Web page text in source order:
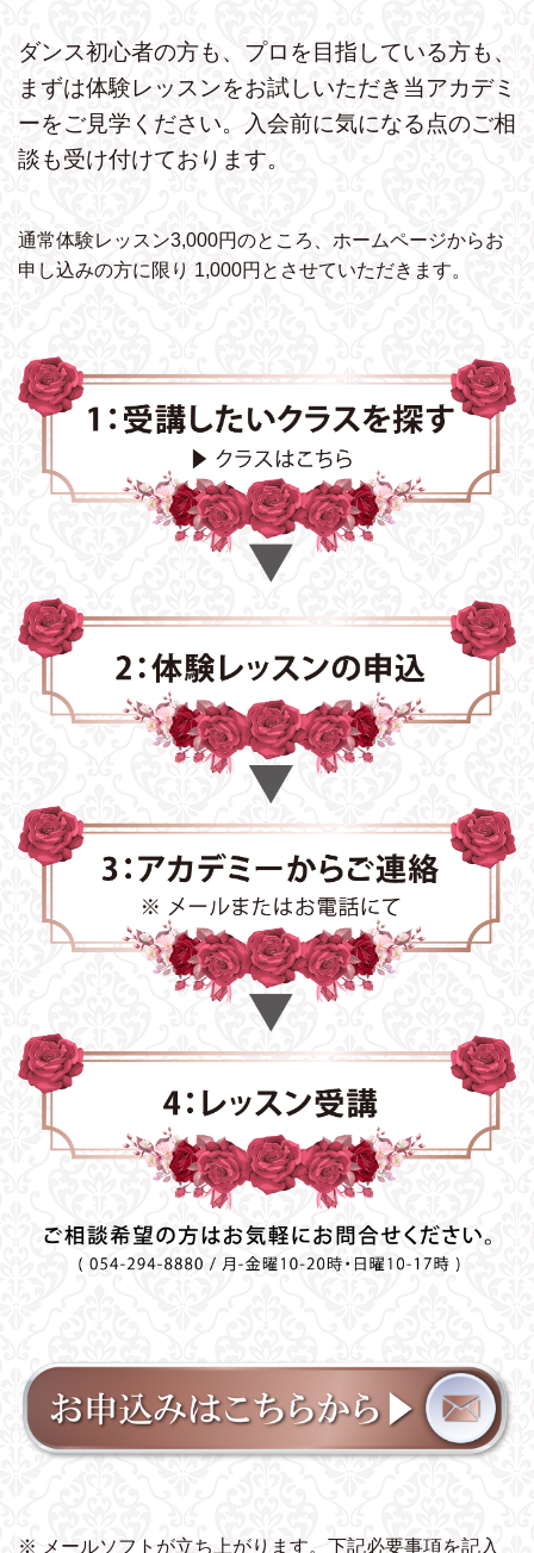
ダンス初心者の方も、プロを目指している方も、
まずは体験レッスンをお試しいただき 当アカデミ
ーをご見学ください。
入会前に気になる点のご相
談も受け付けております。
通常体験レッスン3,000円のところ、ホームページからお
申し込みの方に限り 1,000円とさせていただきます。
※ メールソフトが立ち上がります。下記必要事項を記入